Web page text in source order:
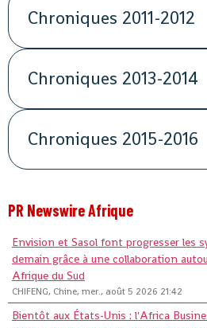
Chroniques 2011-2012
Chroniques 2013-2014
Chroniques 2015-2016
PR Newswire Afrique
Envision et Sasol font progresser les
demain grâce à une collaboration
Afrique du Sud
CHIFENG, Chine, mer., août 5 2026 21:42
Bientôt aux États-Unis : l'Africa